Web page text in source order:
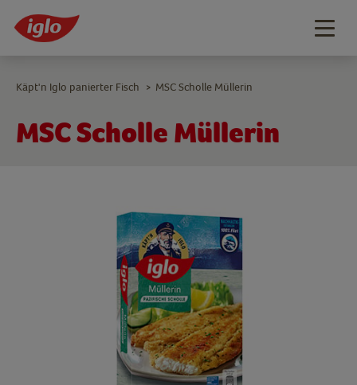
MSC Scholle Müllerin
Käpt'n Iglo panierter Fisch > MSC Scholle Müllerin